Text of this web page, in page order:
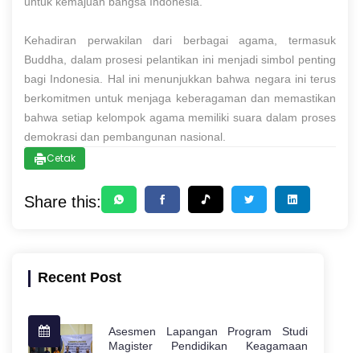
Kehadiran perwakilan dari berbagai agama, termasuk
Buddha, dalam prosesi pelantikan ini menjadi simbol penting
bagi Indonesia. Hal ini menunjukkan bahwa negara ini terus
berkomitmen untuk menjaga keberagaman dan memastikan
bahwa setiap kelompok agama memiliki suara dalam proses
demokrasi dan pembangunan nasional.
Cetak
Share this:
Recent Post
Asesmen Lapangan Program Studi
Magister Pendidikan Keagamaan